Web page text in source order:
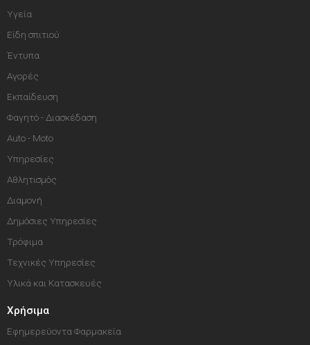
Υγεία
Είδη σπιτιού
Έντυπα
Αγορές
Εκπαίδευση
Φαγητό - Διασκέδαση
Auto - Moto
Υπηρεσίες
Αθλητισμός
Διαμονή
Δημόσιες Υπηρεσίες
Τρόφιμα
Τεχνικές Υπηρεσίες
Υλικά και Κατασκευές
Χρήσιμα
Εφημερεύοντα Φαρμακεία